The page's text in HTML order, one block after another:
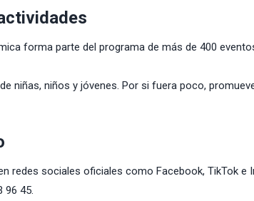
forma parte del programa de más de 400
niñas, niños y jóvenes. Por si fuera poco,
redes sociales oficiales como Facebook, TikTok e
96 45.